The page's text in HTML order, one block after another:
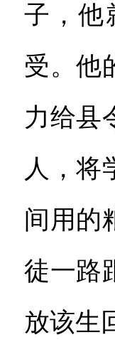
子，他
受。他
力给县
人，将
间用的
徒一路
放该生